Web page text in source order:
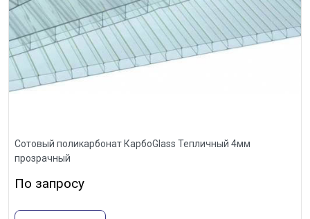
Сотовый поликарбонат КарбоGlass Тепличный 4мм
прозрачный
По запросу